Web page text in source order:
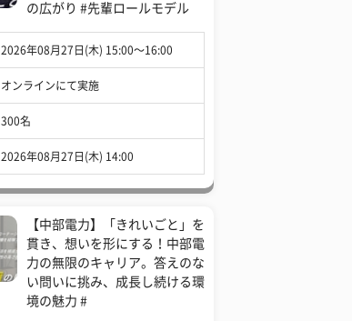
の広がり #先輩ロールモデル
2026年08月27日(木) 15:00〜16:00
オンラインにて実施
300名
2026年08月27日(木) 14:00
【中部電力】「きれいごと」を
貫き、想いを形にする！中部電
力の無限のキャリア。答えのな
い問いに挑み、成長し続ける環
境の魅力 #